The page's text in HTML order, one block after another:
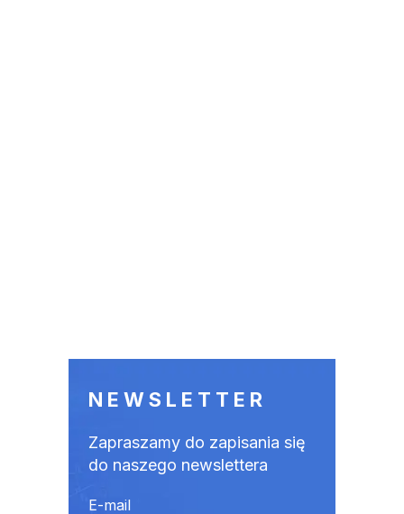
NEWSLETTER
Zapraszamy do zapisania się
do naszego newslettera
E-mail